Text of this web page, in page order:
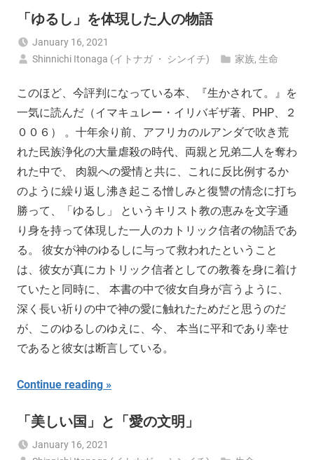
「ゆるし」を体現した人の物語
January 16, 2021
Shinnichi Itonaga (イトナガ ・ シンイチ)
家族,生命
このほど、今評判になっている本、『生かされて。』を
一気に読んだ（イマキュレー・イリバギザ著、PHP、２
００６） 。十年余り前、アフリカのルアンダで吹き荒
れた民族浄化の大量虐殺の時代、両親と兄弟二人を奪わ
れた中で、 肉親への愛情と共に、これに反比例するか
のように繰り返し沸き起こる憎しみと復讐の情念に打ち
勝って、「ゆるし」 というキリスト教の恵みを文字通
り身を持って体現した一人のカトリック信者の物語であ
る。 彼女が神のゆるしに与って救われたということ
は、彼女が真にカトリック信者としての教養を身に着け
ていたと同時に、 本書の中で彼女自身が言うように、
深く長い祈りの中で神の愛に触れたためだと思うのだ
が、このゆるしのゆえに、今、 本当に平和であり幸せ
であると彼女は断言している。
Continue reading
「美しい国」と「愛の文明」
January 16, 2021